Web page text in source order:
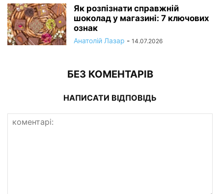
Як розпізнати справжній
шоколад у магазині: 7 ключових
ознак
Анатолій Лазар - 14.07.2026
БЕЗ КОМЕНТАРІВ
НАПИСАТИ ВІДПОВІДЬ